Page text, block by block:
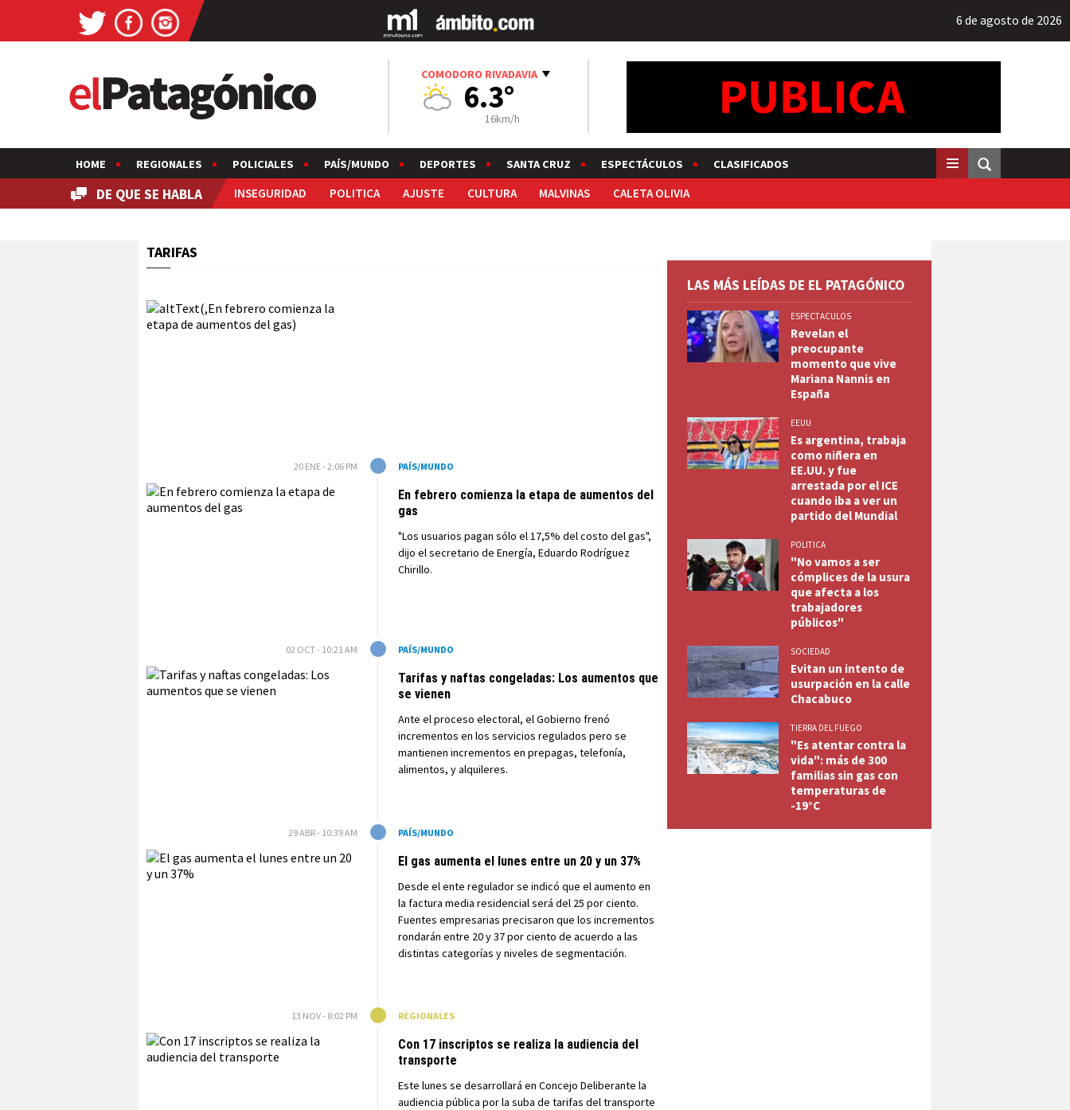
6 de agosto de 2026
COMODORO RIVADAVIA
6.3°
16km/h
HOME REGIONALES POLICIALES PAÍS/MUNDO DEPORTES SANTA CRUZ ESPECTÁCULOS CLASIFICADOS
DE QUE SE HABLA INSEGURIDAD POLITICA AJUSTE CULTURA MALVINAS CALETA OLIVIA
TARIFAS
20 ENE - 2:06 PM PAÍS/MUNDO
En febrero comienza la etapa de aumentos del
gas
"Los usuarios pagan sólo el 17,5% del costo del gas",
dijo el secretario de Energía, Eduardo Rodríguez
Chirillo.
02 OCT - 10:21 AM PAÍS/MUNDO
Tarifas y naftas congeladas: Los aumentos que
se vienen
Ante el proceso electoral, el Gobierno frenó
incrementos en los servicios regulados pero se
mantienen incrementos en prepagas, telefonía,
alimentos, y alquileres.
29 ABR - 10:39 AM PAÍS/MUNDO
El gas aumenta el lunes entre un 20 y un 37%
Desde el ente regulador se indicó que el aumento en
la factura media residencial será del 25 por ciento.
Fuentes empresarias precisaron que los incrementos
rondarán entre 20 y 37 por ciento de acuerdo a las
distintas categorías y niveles de segmentación.
13 NOV - 8:02 PM REGIONALES
Con 17 inscriptos se realiza la audiencia del
transporte
Este lunes se desarrollará en Concejo Deliberante la
audiencia pública por la suba de tarifas del transporte
LAS MÁS LEÍDAS DE EL PATAGÓNICO
ESPECTACULOS
Revelan el
preocupante
momento que vive
Mariana Nannis en
España
EEUU
Es argentina, trabaja
como niñera en
EE.UU. y fue
arrestada por el ICE
cuando iba a ver un
partido del Mundial
POLITICA
"No vamos a ser
cómplices de la usura
que afecta a los
trabajadores
públicos"
SOCIEDAD
Evitan un intento de
usurpación en la calle
Chacabuco
TIERRA DEL FUEGO
"Es atentar contra la
vida": más de 300
familias sin gas con
temperaturas de
-19°C